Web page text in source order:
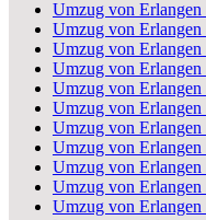
Umzug von Erlangen
Umzug von Erlangen
Umzug von Erlangen
Umzug von Erlangen
Umzug von Erlangen
Umzug von Erlangen
Umzug von
Umzug von Erlangen
Umzug von Erlangen
Umzug von Erlangen
Umzug von Erlangen